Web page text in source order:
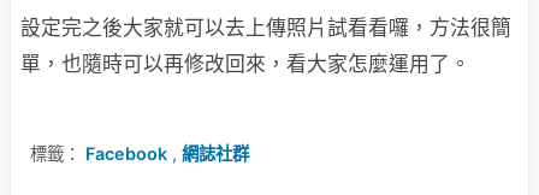
設定完之後大家就可以去上傳照片試看看囉，方法很簡
單，也隨時可以再修改回來，看大家怎麼運用了。
標籤： Facebook , 網誌社群